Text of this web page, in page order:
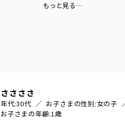
もっと見る…
ささささ
年代:30代 お子さまの性別:女の子
お子さまの年齢:1歳